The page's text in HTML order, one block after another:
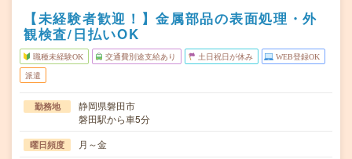
【未経験者歓迎！】金属部品の表面処理・外
観検査/日払いOK
職種未経験OK 交通費別途支給あり 土日祝日が休み WEB登録OK
派遣
勤務地
静岡県磐田市
磐田駅から車5分
曜日頻度 月～金